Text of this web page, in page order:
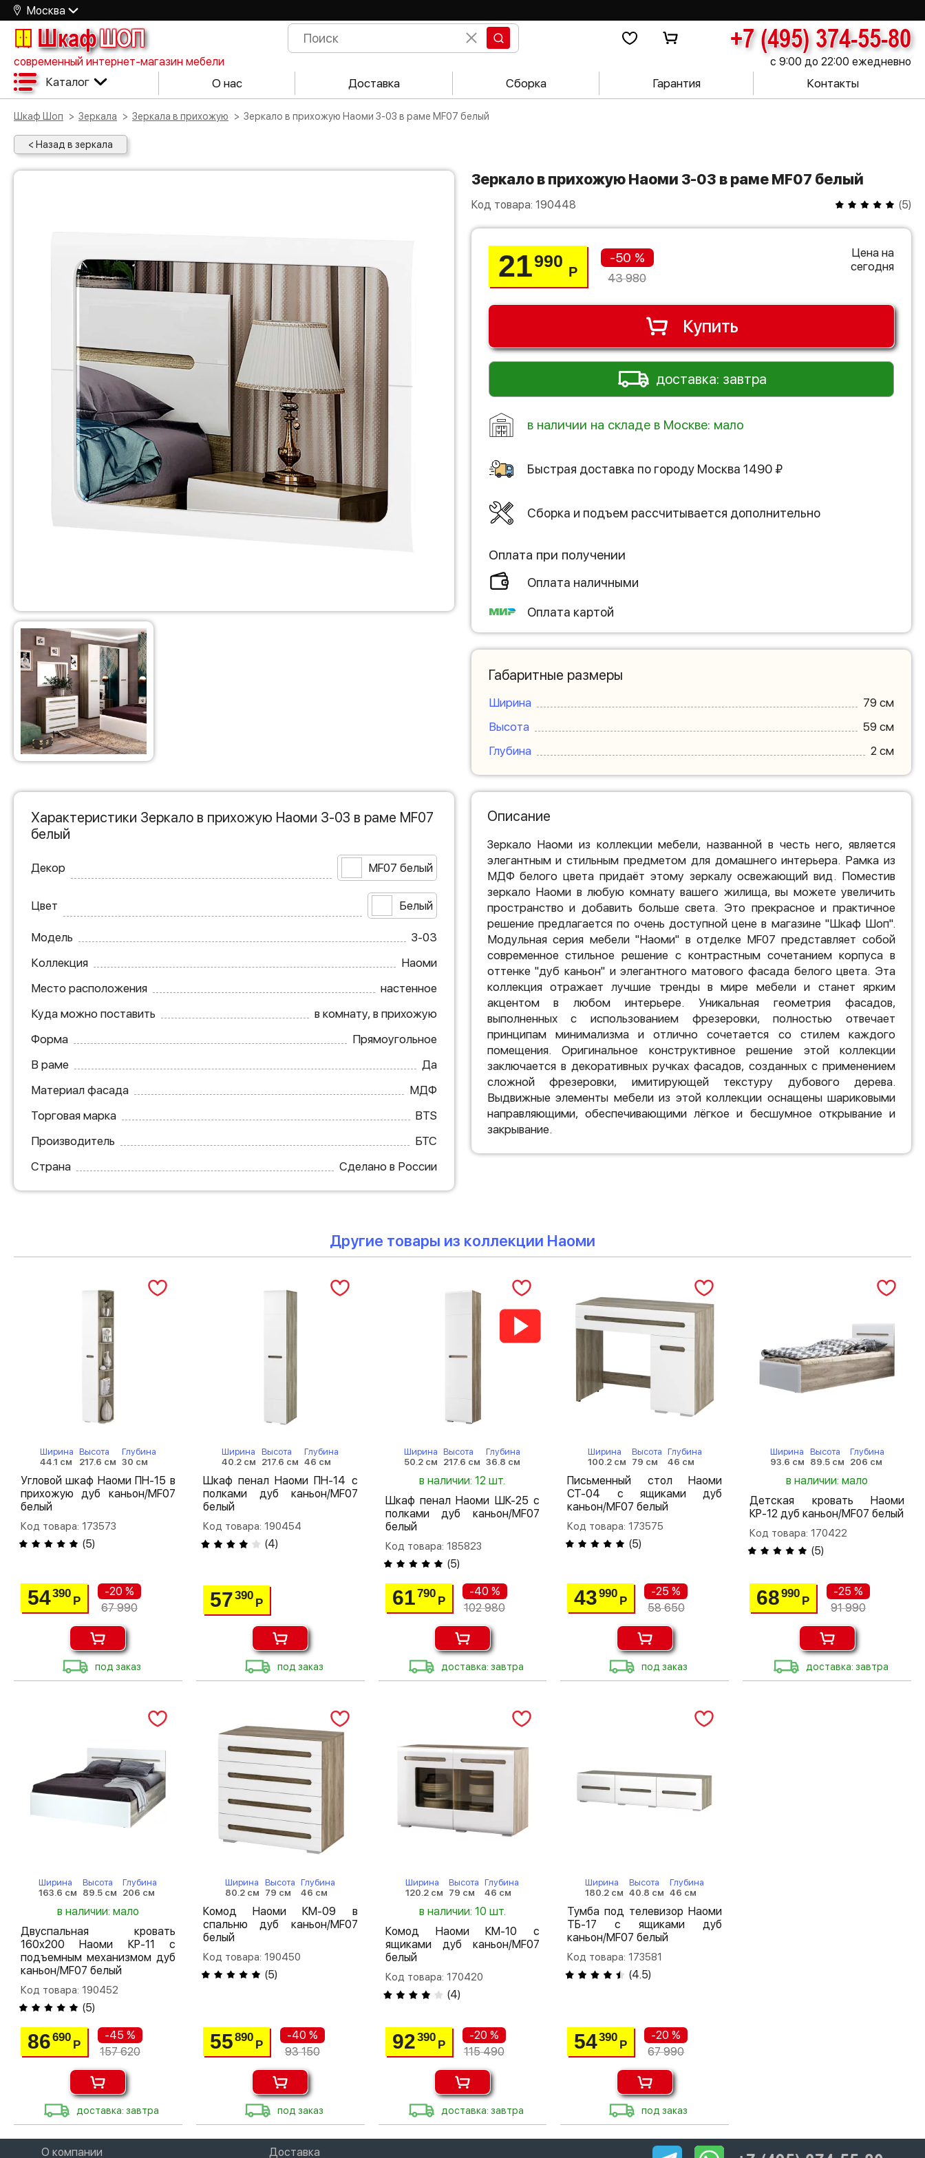
Москва
ШкафШОП +7 (495) 374-55-80
современный интернет-магазин мебели с 9:00 до 22:00 ежедневно
Каталог О нас Доставка Сборка Гарантия Контакты
Шкаф Шоп Зеркала Зеркала в прихожую Зеркало в прихожую Наоми З-03 в раме MF07 белый
< Назад в зеркала
Зеркало в прихожую Наоми З-03 в раме MF07 белый
Код товара: 190448 (5)
21990
Р
-50 %
43 980
Цена на
сегодня
Купить
доставка: завтра
в наличии на складе в Москве: мало
Быстрая доставка по городу Москва 1490 ₽
Сборка и подъем рассчитывается дополнительно
Оплата при получении
Оплата наличными
Оплата картой
Габаритные размеры
Ширина
79 см
Высота
59 см
Глубина
2 см
Характеристики Зеркало в прихожую Наоми З-03 в раме MF07
белый
Декор MF07 белый
Цвет Белый
Модель
З-03
Коллекция
Наоми
Место расположения
настенное
Куда можно поставить
в комнату, в прихожую
Форма
Прямоугольное
В раме
Да
Материал фасада
МДФ
Торговая марка
BTS
Производитель
БТС
Страна
Сделано в России
Описание
Зеркало Наоми из коллекции мебели, названной в честь него, является
элегантным и стильным предметом для домашнего интерьера. Рамка из
МДФ белого цвета придаёт этому зеркалу освежающий вид. Поместив
зеркало Наоми в любую комнату вашего жилища, вы можете увеличить
пространство и добавить больше света. Это прекрасное и практичное
решение предлагается по очень доступной цене в магазине "Шкаф Шоп".
Модульная серия мебели "Наоми" в отделке MF07 представляет собой
современное стильное решение с контрастным сочетанием корпуса в
оттенке "дуб каньон" и элегантного матового фасада белого цвета. Эта
коллекция отражает лучшие тренды в мире мебели и станет ярким
акцентом в любом интерьере. Уникальная геометрия фасадов,
выполненных с использованием фрезеровки, полностью отвечает
принципам минимализма и отлично сочетается со стилем каждого
помещения. Оригинальное конструктивное решение этой коллекции
заключается в декоративных ручках фасадов, созданных с применением
сложной фрезеровки, имитирующей текстуру дубового дерева.
Выдвижные элементы мебели из этой коллекции оснащены шариковыми
направляющими, обеспечивающими лёгкое и бесшумное открывание и
закрывание.
Другие товары из коллекции Наоми
Ширина
44.1 см
Высота
217.6 см
Глубина
30 см
Угловой шкаф Наоми ПН-15 в
прихожую дуб каньон/MF07
белый
Код товара: 173573
(5)
54390
Р
-20 %
67 990
под заказ
Ширина
40.2 см
Высота
217.6 см
Глубина
46 см
Шкаф пенал Наоми ПН-14 с
полками дуб каньон/MF07
белый
Код товара: 190454
(4)
57390
Р
под заказ
Ширина
50.2 см
Высота
217.6 см
Глубина
36.8 см
в наличии: 12 шт.
Шкаф пенал Наоми ШК-25 с
полками дуб каньон/MF07
белый
Код товара: 185823
(5)
61790
Р
-40 %
102 980
доставка: завтра
Ширина
100.2 см
Высота
79 см
Глубина
46 см
Письменный стол Наоми
СТ-04 с ящиками дуб
каньон/MF07 белый
Код товара: 173575
(5)
43990
Р
-25 %
58 650
под заказ
Ширина
93.6 см
Высота
89.5 см
Глубина
206 см
в наличии: мало
Детская кровать Наоми
КР-12 дуб каньон/MF07 белый
Код товара: 170422
(5)
68990
Р
-25 %
91 990
доставка: завтра
Ширина
163.6 см
Высота
89.5 см
Глубина
206 см
в наличии: мало
Двуспальная кровать
160х200 Наоми КР-11 с
подъемным механизмом дуб
каньон/MF07 белый
Код товара: 190452
(5)
86690
Р
-45 %
157 620
доставка: завтра
Ширина
80.2 см
Высота
79 см
Глубина
46 см
Комод Наоми КМ-09 в
спальню дуб каньон/MF07
белый
Код товара: 190450
(5)
55890
Р
-40 %
93 150
под заказ
Ширина
120.2 см
Высота
79 см
Глубина
46 см
в наличии: 10 шт.
Комод Наоми КМ-10 с
ящиками дуб каньон/MF07
белый
Код товара: 170420
(4)
92390
Р
-20 %
115 490
доставка: завтра
Ширина
180.2 см
Высота
40.8 см
Глубина
46 см
Тумба под телевизор Наоми
ТБ-17 с ящиками дуб
каньон/MF07 белый
Код товара: 173581
(4.5)
54390
Р
-20 %
67 990
под заказ
О компании Доставка